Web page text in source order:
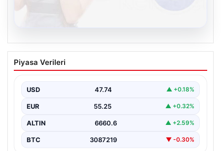
Kelebek sohbet platformu İle Dijital
İletişimin Güvenli Adresi Ve Chat
İnternet çağında insanların güvenli bir biçimde bağlantı
Piyasa Verileri
USD 47.74 ▲ +0.18%
EUR 55.25 ▲ +0.32%
ALTIN 6660.6 ▲ +2.59%
BTC 3087219 ▼ -0.30%